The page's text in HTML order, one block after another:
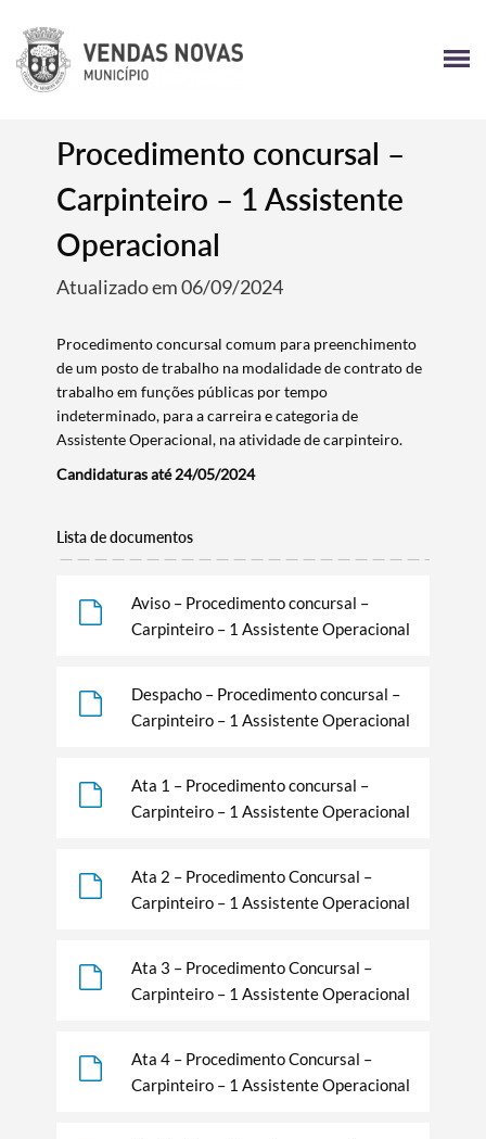
Termo de Pesquisa
Procedimento concursal –
Carpinteiro – 1 Assistente
Operacional
Atualizado em 06/09/2024
Procedimento concursal comum para preenchimento
de um posto de trabalho na modalidade de contrato de
trabalho em funções públicas por tempo
indeterminado, para a carreira e categoria de
Assistente Operacional, na atividade de carpinteiro.
Candidaturas até 24/05/2024
Lista de documentos
Aviso – Procedimento concursal –
Carpinteiro – 1 Assistente Operacional
Despacho – Procedimento concursal –
Carpinteiro – 1 Assistente Operacional
Ata 1 – Procedimento concursal –
Carpinteiro – 1 Assistente Operacional
Ata 2 – Procedimento Concursal –
Carpinteiro – 1 Assistente Operacional
Ata 3 – Procedimento Concursal –
Carpinteiro – 1 Assistente Operacional
Ata 4 – Procedimento Concursal –
Carpinteiro – 1 Assistente Operacional